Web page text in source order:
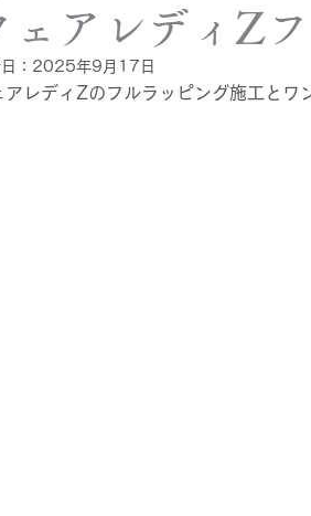
ェアレディZ
： 2025年9月17日
アレディZのフルラッピング施工とワ